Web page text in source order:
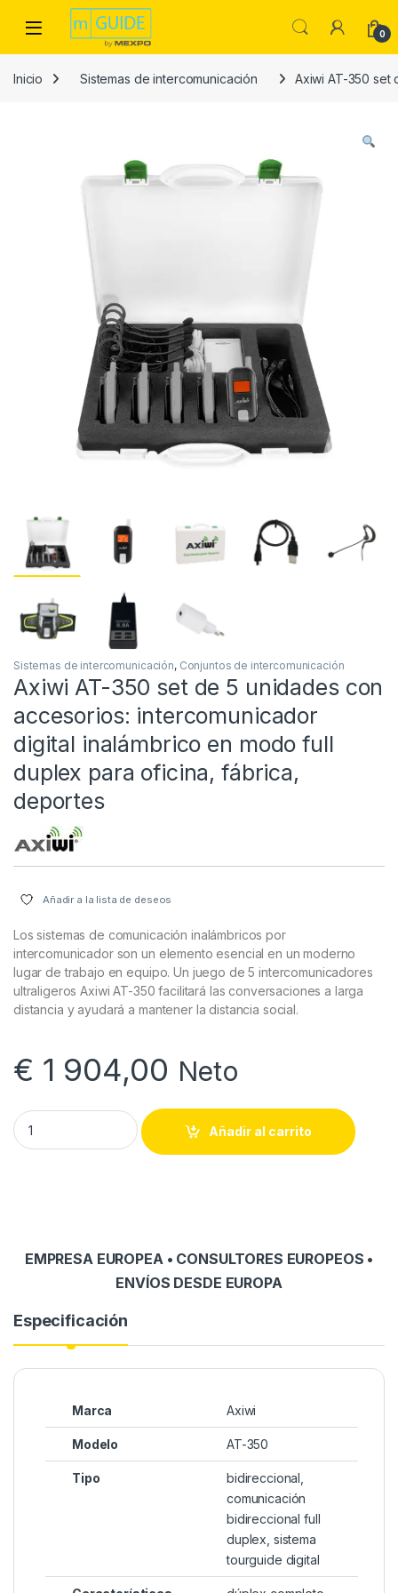
Skip to navigation
Skip to content
Open 0
Inicio Sistemas de intercomunicación Axiwi AT-350 set
Sistemas de intercomunicación, Conjuntos de intercomunicación
Axiwi AT-350 set de 5 unidades con
accesorios: intercomunicador
digital inalámbrico en modo full
duplex para oficina, fábrica,
deportes
Añadir a la lista de deseos
Los sistemas de comunicación inalámbricos por
intercomunicador son un elemento esencial en un moderno
lugar de trabajo en equipo. Un juego de 5 intercomunicadores
ultraligeros Axiwi AT-350 facilitará las conversaciones a larga
distancia y ayudará a mantener la distancia social.
€ 1 904,00 Neto
Axiwi AT-350 set de 5 unidades con accesorios:
Añadir al carrito
EMPRESA EUROPEA • CONSULTORES EUROPEOS •
ENVÍOS DESDE EUROPA
Especificación
Marca Axiwi
Modelo AT-350
Tipo
bidireccional,
comunicación
bidireccional full
duplex, sistema
tourguide digital